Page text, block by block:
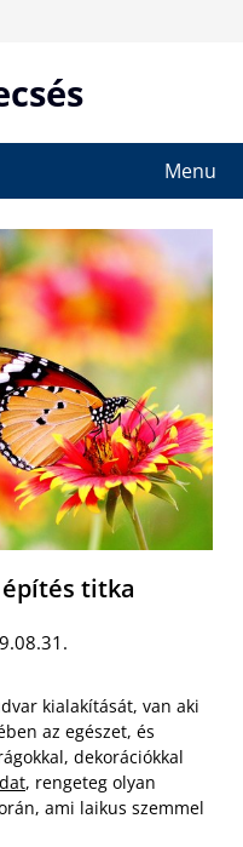
Menu
titka
kialakítását, van aki
az egészet, és
dekorációkkal
, rengeteg olyan
ami laikus szemmel